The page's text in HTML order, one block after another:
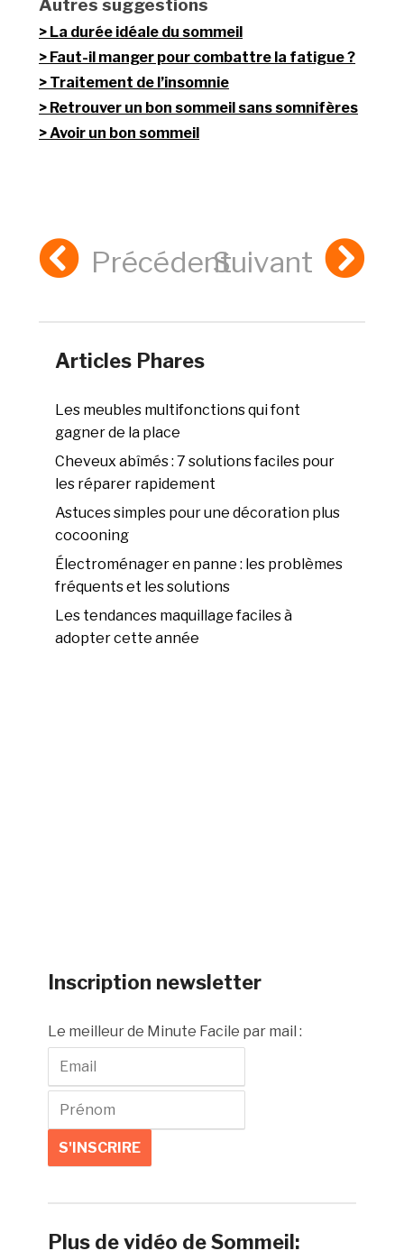
Autres suggestions
La durée idéale du sommeil
Faut-il manger pour combattre la fatigue ?
Traitement de l’insomnie
Retrouver un bon sommeil sans somnifères
Avoir un bon sommeil
PrécédentSuivant
Articles Phares
Les meubles multifonctions qui font
gagner de la place
Cheveux abîmés : 7 solutions faciles pour
les réparer rapidement
Astuces simples pour une décoration plus
cocooning
Électroménager en panne : les problèmes
fréquents et les solutions
Les tendances maquillage faciles à
adopter cette année
Inscription newsletter
Le meilleur de Minute Facile par mail :
Plus de vidéo de Sommeil: